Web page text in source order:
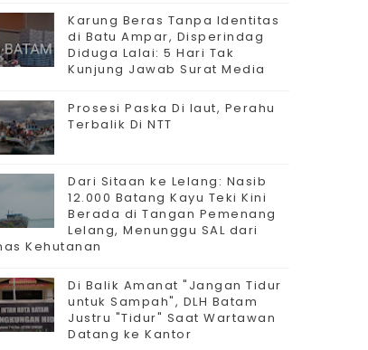
Karung Beras Tanpa Identitas
di Batu Ampar, Disperindag
Diduga Lalai: 5 Hari Tak
Kunjung Jawab Surat Media
Prosesi Paska Di laut, Perahu
Terbalik Di NTT
Dari Sitaan ke Lelang: Nasib
12.000 Batang Kayu Teki Kini
Berada di Tangan Pemenang
Lelang, Menunggu SAL dari
Kehutanan
Di Balik Amanat "Jangan Tidur
untuk Sampah", DLH Batam
Justru "Tidur" Saat Wartawan
Datang ke Kantor